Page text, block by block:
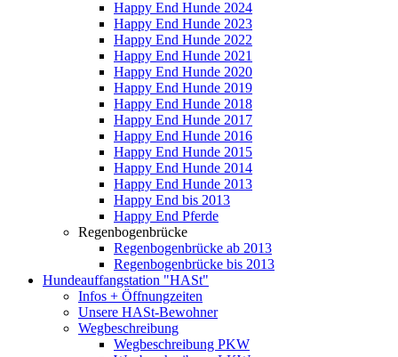
Happy End Hunde 2024
Happy End Hunde 2023
Happy End Hunde 2022
Happy End Hunde 2021
Happy End Hunde 2020
Happy End Hunde 2019
Happy End Hunde 2018
Happy End Hunde 2017
Happy End Hunde 2016
Happy End Hunde 2015
Happy End Hunde 2014
Happy End Hunde 2013
Happy End bis 2013
Happy End Pferde
Regenbogenbrücke
Regenbogenbrücke ab 2013
Regenbogenbrücke bis 2013
Hundeauffangstation "HASt"
Infos + Öffnungzeiten
Unsere HASt-Bewohner
Wegbeschreibung
Wegbeschreibung PKW